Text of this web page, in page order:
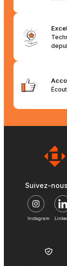
Suivez-nous
Instagram